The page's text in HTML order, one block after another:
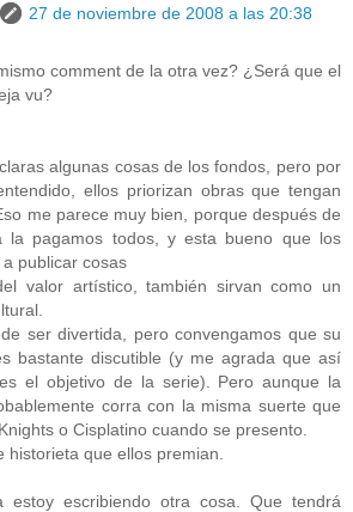
27 de noviembre de 2008 a las 20:38
comment de la otra vez? ¿Será que el
vu?
algunas cosas de los fondos, pero por
ellos priorizan obras que tengan
me parece muy bien, porque después de
la pagamos todos, y esta bueno que los
publicar cosas
valor artístico, también sirvan como un
ser divertida, pero convengamos que su
bastante discutible (y me agrada que así
el objetivo de la serie). Pero aunque la
corra con la misma suerte que
o Cisplatino cuando se presento.
historieta que ellos premian.
estoy escribiendo otra cosa. Que tendrá